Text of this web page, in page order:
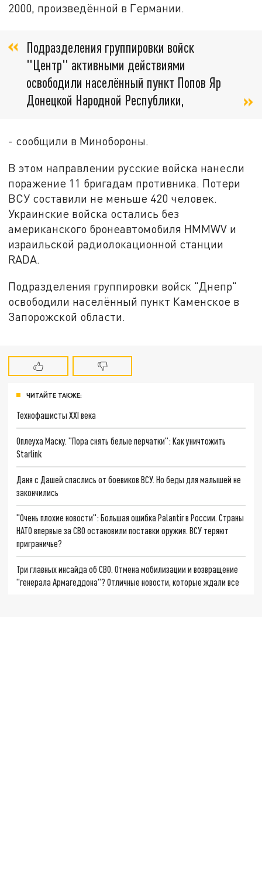
2000, произведённой в Германии.
Подразделения группировки войск
"Центр" активными действиями
освободили населённый пункт Попов Яр
Донецкой Народной Республики,
- сообщили в Минобороны.
В этом направлении русские войска нанесли
поражение 11 бригадам противника. Потери
ВСУ составили не меньше 420 человек.
Украинские войска остались без
американского бронеавтомобиля HMMWV и
израильской радиолокационной станции
RADA.
Подразделения группировки войск "Днепр"
освободили населённый пункт Каменское в
Запорожской области.
ЧИТАЙТЕ ТАКЖЕ:
Технофашисты XXI века
Оплеуха Маску. "Пора снять белые перчатки": Как уничтожить
Starlink
Даня с Дашей спаслись от боевиков ВСУ. Но беды для малышей не
закончились
"Очень плохие новости": Большая ошибка Palantir в России. Страны
НАТО впервые за СВО остановили поставки оружия. ВСУ теряют
приграничье?
Три главных инсайда об СВО. Отмена мобилизации и возвращение
"генерала Армагеддона"? Отличные новости, которые ждали все